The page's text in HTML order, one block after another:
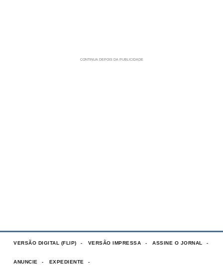
VERSÃO DIGITAL (FLIP) VERSÃO IMPRESSA ASSINE O JORNAL
ANUNCIE EXPEDIENTE